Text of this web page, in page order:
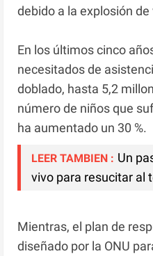
debido a la explosión
En los últimos cinco
necesitados de
doblado, hasta 5,2
número de niños que
ha aumentado un 30 %.
LEER TAMBIEN : Un
vivo para resucitar al
Mientras, el plan de
diseñado por la ONU